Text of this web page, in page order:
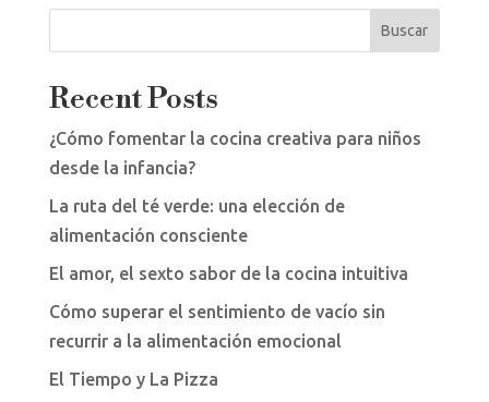
Buscar
Recent Posts
¿Cómo fomentar la cocina creativa para niños
desde la infancia?
La ruta del té verde: una elección de
alimentación consciente
El amor, el sexto sabor de la cocina intuitiva
Cómo superar el sentimiento de vacío sin
recurrir a la alimentación emocional
El Tiempo y La Pizza